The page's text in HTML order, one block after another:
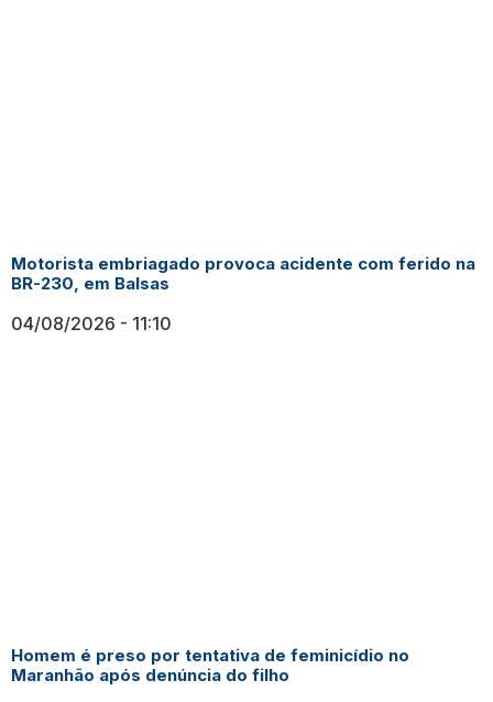
Motorista embriagado provoca acidente com ferido na
BR-230, em Balsas
04/08/2026 11:10
Homem é preso por tentativa de feminicídio no
Maranhão após denúncia do filho